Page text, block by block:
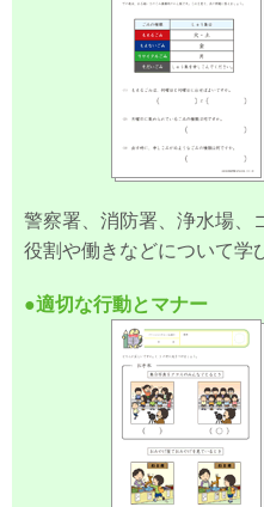
警察署、消防署、浄水場、
役割や働きなどについて学
●適切な行動とマナー